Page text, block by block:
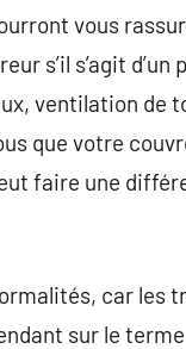
vous
s’il s’agit
ventilation de
que votre
faire une
car les
sur le